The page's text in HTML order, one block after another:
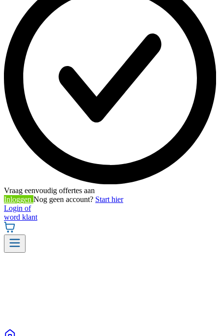
Vraag eenvoudig offertes aan
Inloggen Nog geen account? Start hier
Login of
word klant